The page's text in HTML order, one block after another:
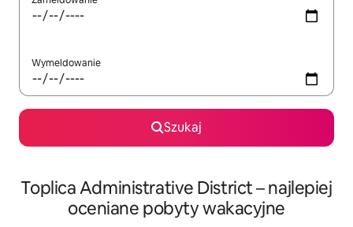
Wymeldowanie
Szukaj
Toplica Administrative District – najlepiej
oceniane pobyty wakacyjne